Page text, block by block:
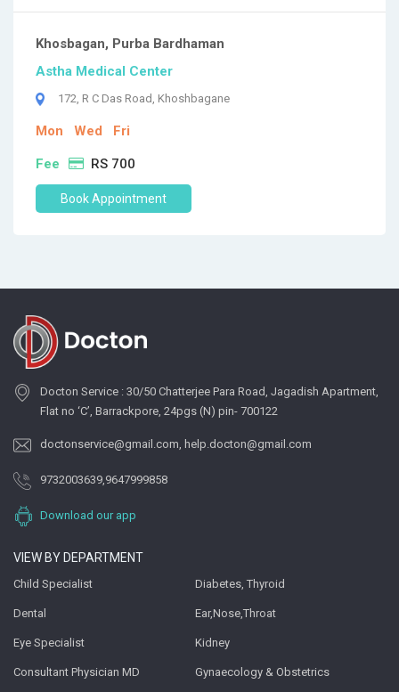
Khosbagan, Purba Bardhaman
Astha Medical Center
172, R C Das Road, Khoshbagane
Mon Wed Fri
Fee RS 700
Book Appointment
Docton Service : 30/50 Chatterjee Para Road, Jagadish Apartment,
Flat no ‘C’, Barrackpore, 24pgs (N) pin- 700122
doctonservice@gmail.com, help.docton@gmail.com
9732003639,9647999858
Download our app
VIEW BY DEPARTMENT
Child Specialist Diabetes, Thyroid
Dental Ear,Nose,Throat
Eye Specialist Kidney
Consultant Physician MD Gynaecology & Obstetrics